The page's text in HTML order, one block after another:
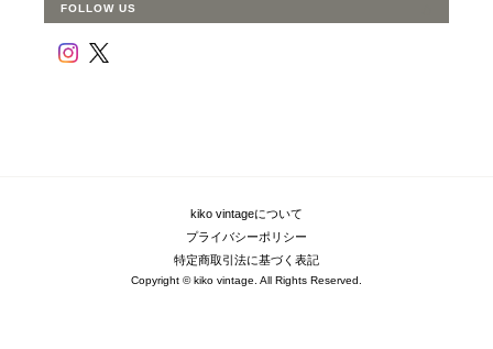
FOLLOW US
kiko vintageについて
プライバシーポリシー
特定商取引法に基づく表記
Copyright © kiko vintage. All Rights Reserved.